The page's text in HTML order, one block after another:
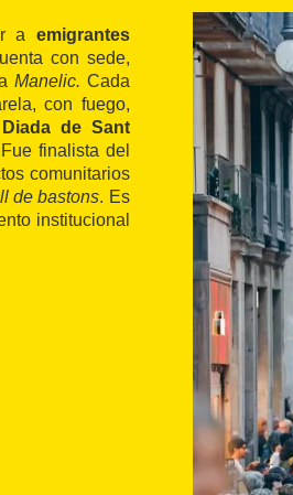
a emigrantes
con sede,
Manelic. Cada
con fuego,
Diada de Sant
finalista del
comunitarios
de bastons. Es
institucional